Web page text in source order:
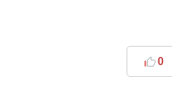
0